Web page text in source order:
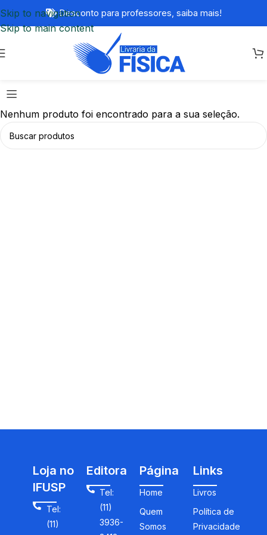
Skip to navigation
Skip to main content
Desconto para professores, saiba mais!
Nenhum produto foi encontrado para a sua seleção.
Loja no
IFUSP
Tel:
(11)
Editora
Tel:
(11)
3936-
Página
Home
Quem
Somos
Links
Livros
Política de
Privacidade